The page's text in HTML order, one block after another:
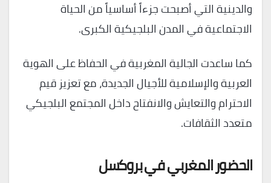
والدينية التي أصبحت جزءاً أساسياً من الحياة
الاجتماعية في المدن البلجيكية الكبرى.
كما ساعدت الجالية المغربية في الحفاظ على الهوية
العربية والإسلامية للأجيال الجديدة، مع تعزيز قيم
الاحترام والتعايش والانفتاح داخل المجتمع البلجيكي
متعدد الثقافات.
الحضور المغربي في بروكسل